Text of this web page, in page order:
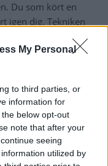
My Personal
to third parties, or
information for
below opt-out
note that after your
seeing
utilized by
Du som kört en
igen dig. Tekniken
torr men knappt alls
normala för
det
vintertestad i Kina,